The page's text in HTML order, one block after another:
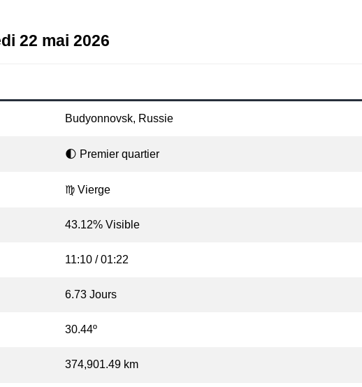
22 mai 2026
Budyonnovsk, Russie
🌓 Premier quartier
♍ Vierge
43.12% Visible
11:10 / 01:22
6.73 Jours
30.44º
374,901.49 km